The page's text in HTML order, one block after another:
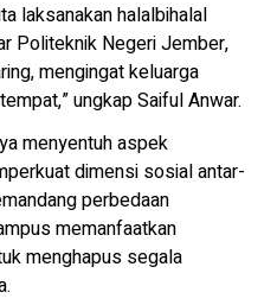
laksanakan halalbihalal
Politeknik Negeri Jember,
mengingat keluarga
ungkap Saiful Anwar.
menyentuh aspek
dimensi sosial antar-
perbedaan
memanfaatkan
menghapus segala